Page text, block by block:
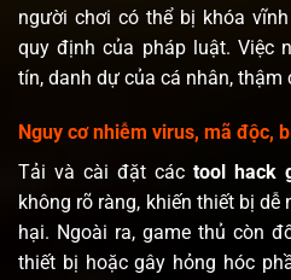
người chơi có thể bị khóa
quy định của pháp luật. Việc
tín, danh dự của cá nhân,
Nguy cơ nhiễm virus, mã độc,
Tải và cài đặt các tool hack
không rõ ràng, khiến thiết bị
hại. Ngoài ra, game thủ còn
thiết bị hoặc gây hỏng hóc